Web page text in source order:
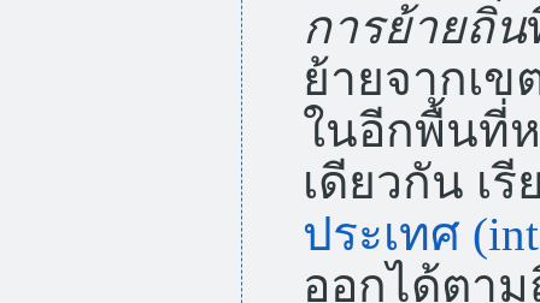
การย้ายถิ่น
ย้ายจากเ
ในอีกพื้นที่
เดียวกัน เ
ประเทศ
ออกได้ตา